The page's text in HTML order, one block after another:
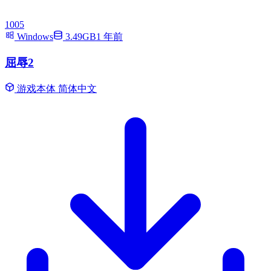
1005
Windows
3.49GB1 年前
屈辱2
游戏本体 简体中文